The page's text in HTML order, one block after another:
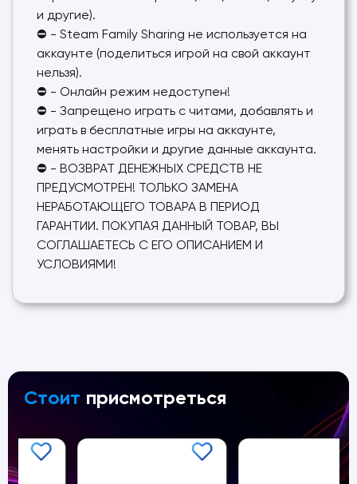
и другие).
⛔ - Steam Family Sharing не используется на
аккаунте (поделиться игрой на свой аккаунт
нельзя).
⛔ - Онлайн режим недоступен!
⛔ - Запрещено играть с читами, добавлять и
играть в бесплатные игры на аккаунте,
менять настройки и другие данные аккаунта.
⛔ - ВОЗВРАТ ДЕНЕЖНЫХ СРЕДСТВ НЕ
ПРЕДУСМОТРЕН! ТОЛЬКО ЗАМЕНА
НЕРАБОТАЮЩЕГО ТОВАРА В ПЕРИОД
ГАРАНТИИ. ПОКУПАЯ ДАННЫЙ ТОВАР, ВЫ
СОГЛАШАЕТЕСЬ С ЕГО ОПИСАНИЕМ И
УСЛОВИЯМИ!
Стоит присмотреться